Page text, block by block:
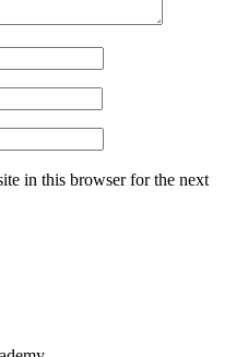
in this browser for the next